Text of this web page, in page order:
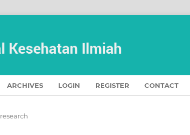
ARCHIVES LOGIN REGISTER CONTACT